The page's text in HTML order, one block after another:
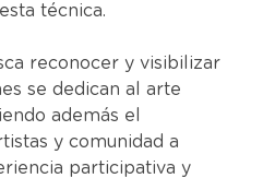
técnica.
reconocer y visibilizar
se dedican al arte
además el
y comunidad a
participativa y